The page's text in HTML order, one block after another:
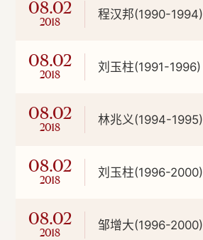
08.02
2018
程汉邦(1990-1994)
08.02
2018
刘玉柱(1991-1996)
08.02
2018
林兆义(1994-1995)
08.02
2018
刘玉柱(1996-2000)
08.02
2018
邹增大(1996-2000)